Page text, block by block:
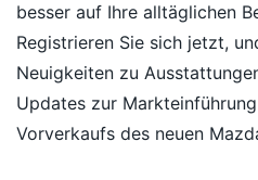
besser auf Ihre alltäglichen
Registrieren Sie sich jetzt,
Neuigkeiten zu
Updates zur
Vorverkaufs des neuen